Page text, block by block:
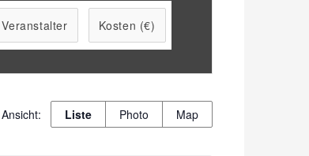
Veranstaltung
Liste Photo Map
Veranstalter Kosten (€)